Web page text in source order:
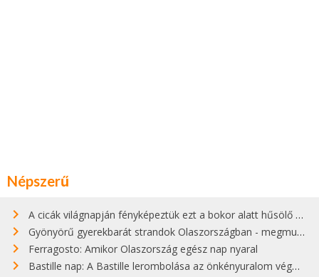
Népszerű
A cicák világnapján fényképeztük ezt a bokor alatt hűsölő cicát Kisorosziban
Gyönyörű gyerekbarát strandok Olaszországban - megmutatjuk a 15 legjobbat
Ferragosto: Amikor Olaszország egész nap nyaral
Bastille nap: A Bastille lerombolása az önkényuralom végét jelentette